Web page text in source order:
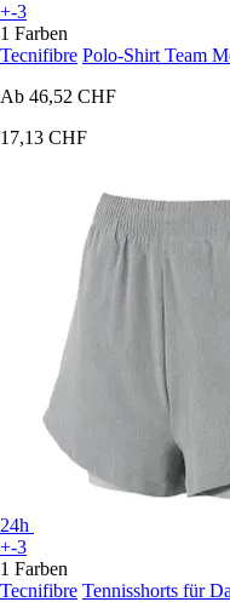
+-3
1 Farben
Tecnifibre Polo-Shirt Team
Ab 46,52 CHF
17,13 CHF
24h
+-3
1 Farben
Tecnifibre Tennisshorts für